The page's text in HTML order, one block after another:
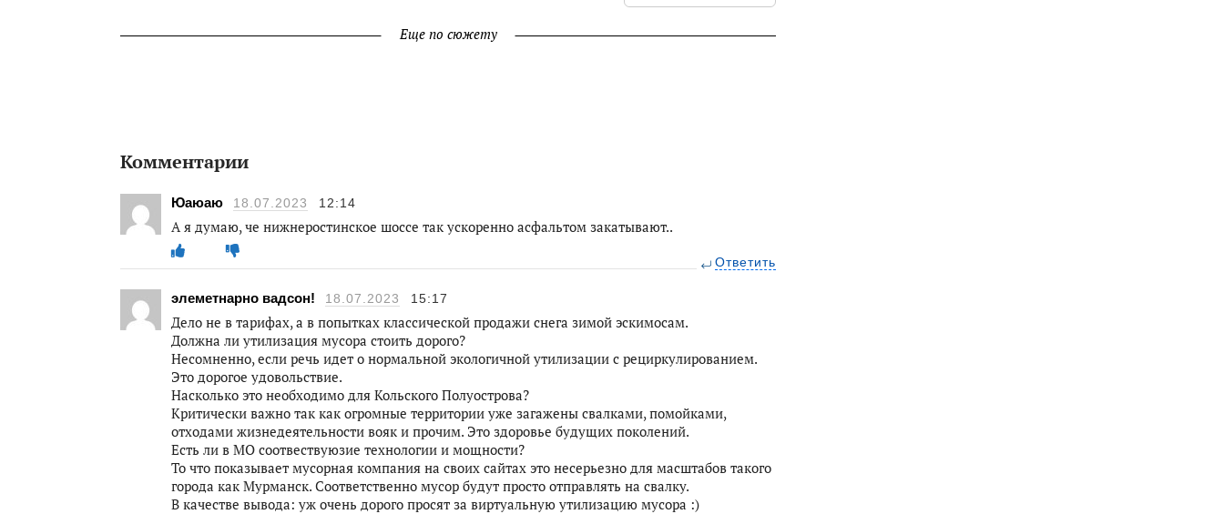
Еще по сюжету
Комментарии
Юаюаю 18.07.2023 12:14
А я думаю, че нижнеростинское шоссе так ускоренно асфальтом закатывают..
Ответить
элеметнарно вадсон! 18.07.2023 15:17
Дело не в тарифах, а в попытках классической продажи снега зимой эскимосам.
Должна ли утилизация мусора стоить дорого?
Несомненно, если речь идет о нормальной экологичной утилизации с рециркулированием.
Это дорогое удовольствие.
Насколько это необходимо для Кольского Полуострова?
Критически важно так как огромные территории уже загажены свалками, помойками,
отходами жизнедеятельности вояк и прочим. Это здоровье будущих поколений.
Есть ли в МО соотвествуюзие технологии и мощности?
То что показывает мусорная компания на своих сайтах это несерьезно для масштабов такого
города как Мурманск. Соответственно мусор будут просто отправлять на свалку.
В качестве вывода: уж очень дорого просят за виртуальную утилизацию мусора :)